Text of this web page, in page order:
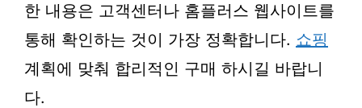
한 내용은 고객센터나 홈플러스 웹사이트를
통해 확인하는 것이 가장 정확합니다. 쇼핑
계획에 맞춰 합리적인 구매 하시길 바랍니
다.